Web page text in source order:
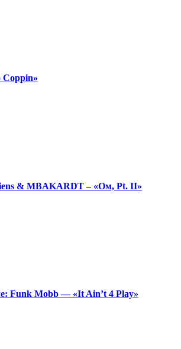
Coppin»
& MBAKARDT – «Ом, Pt. II»
Funk Mobb — «It Ain’t 4 Play»